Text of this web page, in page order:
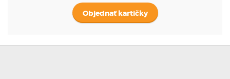
Objednať kartičky